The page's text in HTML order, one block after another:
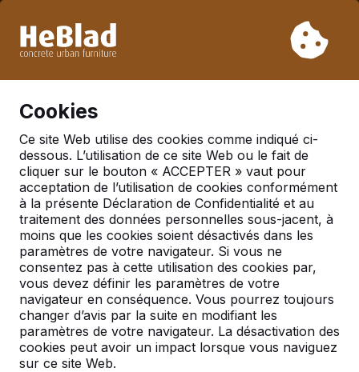
semaine 31 à la semaine 33. Veuillez donc tenir compte des
délais de livraison plus longs.
Cookies
Ce site Web utilise des cookies comme indiqué ci-
dessous. L’utilisation de ce site Web ou le fait de
cliquer sur le bouton « ACCEPTER » vaut pour
acceptation de l’utilisation de cookies conformément
à la présente Déclaration de Confidentialité et au
traitement des données personnelles sous-jacent, à
moins que les cookies soient désactivés dans les
paramètres de votre navigateur. Si vous ne
consentez pas à cette utilisation des cookies par,
vous devez définir les paramètres de votre
navigateur en conséquence. Vous pourrez toujours
changer d’avis par la suite en modifiant les
paramètres de votre navigateur. La désactivation des
cookies peut avoir un impact lorsque vous naviguez
sur ce site Web.
Tables de jeu
Tables de jeux pour 4
personnes